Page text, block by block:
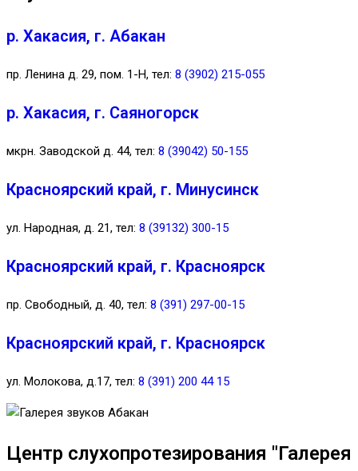
р. Хакасия, г. Абакан
пр. Ленина д. 29, пом. 1-Н, тел: 8 (3902) 215-055
р. Хакасия, г. Саяногорск
мкрн. Заводской д. 44, тел: 8 (39042) 50-155
Красноярский край, г. Минусинск
ул. Народная, д. 21, тел: 8 (39132) 300-15
Красноярский край, г. Красноярск
пр. Свободный, д. 40, тел: 8 (391) 297-00-15
Красноярский край, г. Красноярск
ул. Молокова, д.17, тел: 8 (391) 200 44 15
Центр слухопротезирования "Галерея